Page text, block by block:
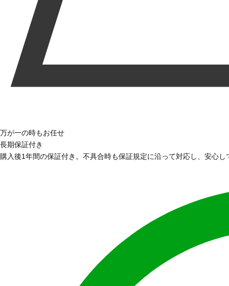
万が一の時もお任せ
長期保証付き
購入後1年間の保証付き。不具合時も保証規定に沿って対応し、安心